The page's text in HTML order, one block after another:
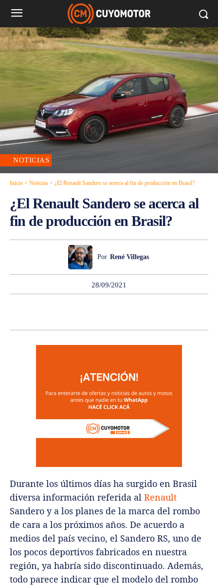
NOTICIAS
Inicio Noticias ¿El Renault Sandero se acerca al fin de producción en Brasil?
¿El Renault Sandero se acerca al
fin de producción en Brasil?
Por René Villegas
28/09/2021
Durante los últimos días ha surgido en Brasil
diversa información referida al Renault
Sandero y a los planes de la marca del rombo
de cara a los próximos años. De acuerdo a
medios del país vecino, el Sandero RS, uno de
los pocos deportivos fabricados en nuestra
región, ya habría sido discontinuado. Además,
todo parece indicar que el modelo del rombo